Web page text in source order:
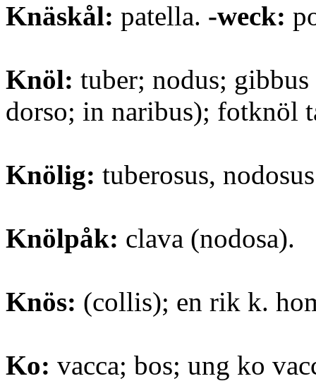
Knäskål: patella. -weck:
Knöl: tuber; nodus;
dorso; in naribus); fotknöl
Knölig: tuberosus,
Knölpåk: clava (nodosa).
Knös: (collis); en rik k.
Ko: vacca; bos; ung ko